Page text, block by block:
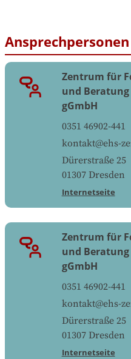
Zentrum für
und Beratung
gGmbH
0351 46902-441
kontakt@ehs-
Dürerstraße 25
01307 Dresden
Internetseite
Zentrum für
und Beratung
gGmbH
0351 46902-441
kontakt@ehs-
Dürerstraße 25
01307 Dresden
Internetseite